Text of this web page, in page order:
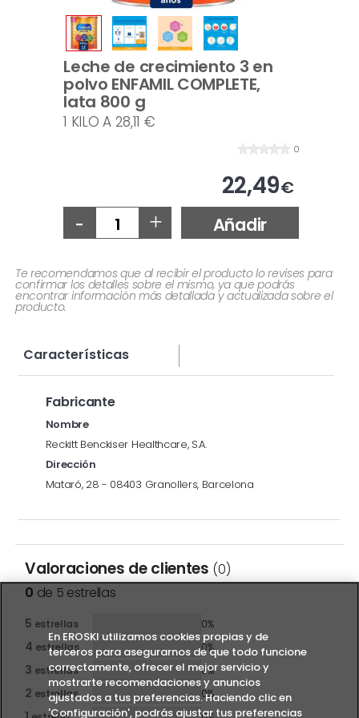
Leche de crecimiento 3 en
polvo ENFAMIL COMPLETE,
lata 800 g
0
22,49€
1 KILO A 28,11 €
- + Añadir
Te recomendamos que al recibir el producto lo revises para
confirmar los detalles sobre el mismo, ya que podrás
encontrar información más detallada y actualizada sobre el
producto.
Características
Fabricante
Nombre
Reckitt Benckiser Healthcare, S.A.
Dirección
Mataró, 28 - 08403 Granollers, Barcelona
Valoraciones de clientes (0)
0 de 5 estrellas
5 estrellas 0%
4 estrellas 0%
3 estrellas 0%
2 estrellas 0%
En EROSKI utilizamos cookies propias y de
terceros para asegurarnos de que todo funcione
correctamente, ofrecer el mejor servicio y
mostrarte recomendaciones y anuncios
ajustados a tus preferencias. Haciendo clic en
'Configuración', podrás ajustar tus preferencias